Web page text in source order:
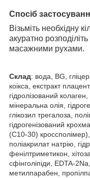
Спосіб
Візьміть необхідну
акуратно
масажними рухами.
Склад: вода, BG,
коікса, екстракт
гідролізований
мінеральна олія,
глікозил трегалоза,
гідрогенізований
(C10-30)
поліакрилат натрію,
фенілтриметикон,
сфінголіпіди, EDTA-
метилпарабен,